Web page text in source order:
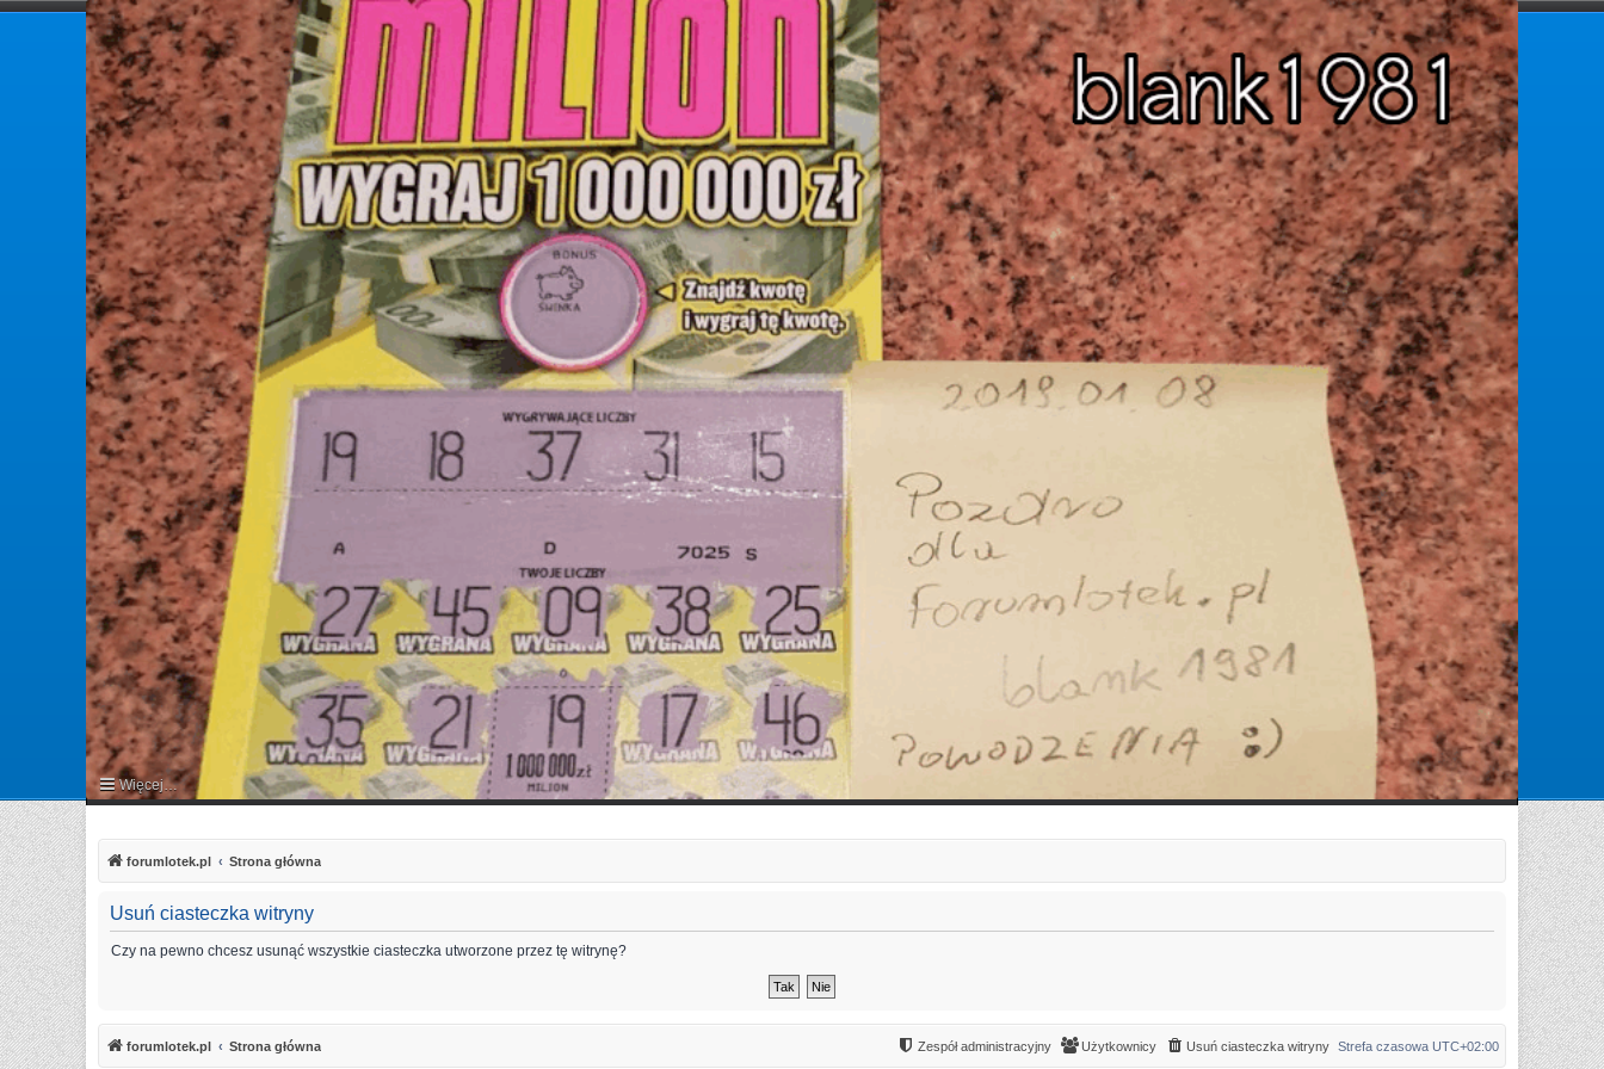
forumlotek.pl
Forum gier liczbowych
Więcej… Zaloguj się
Zarejestruj się
forumlotek.pl Strona główna
Usuń ciasteczka witryny
Czy na pewno chcesz usunąć wszystkie ciasteczka utworzone przez tę witrynę?
forumlotek.pl Strona główna Strefa czasowa UTC+02:00
Usuń ciasteczka witryny
Użytkownicy
Zespół administracyjny